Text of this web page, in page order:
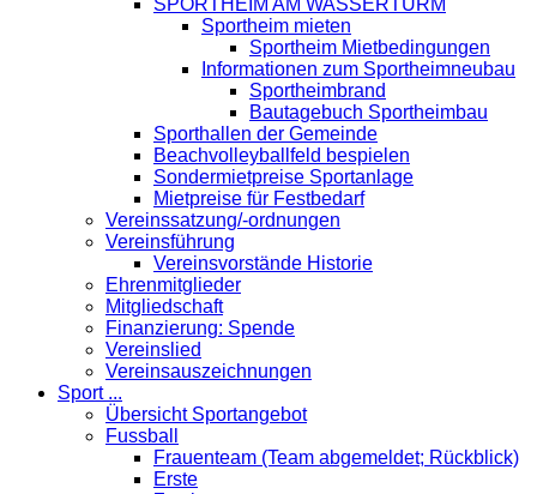
Sportheim mieten
Sportheim Mietbedingungen
Informationen zum Sportheimneubau
Sportheimbrand
Bautagebuch Sportheimbau
Sporthallen der Gemeinde
Beachvolleyballfeld bespielen
Sondermietpreise Sportanlage
Mietpreise für Festbedarf
Vereinssatzung/-ordnungen
Vereinsführung
Vereinsvorstände Historie
Ehrenmitglieder
Mitgliedschaft
Finanzierung: Spende
Vereinslied
Vereinsauszeichnungen
Sport ...
Übersicht Sportangebot
Fussball
Frauenteam (Team abgemeldet; Rückblick)
Erste